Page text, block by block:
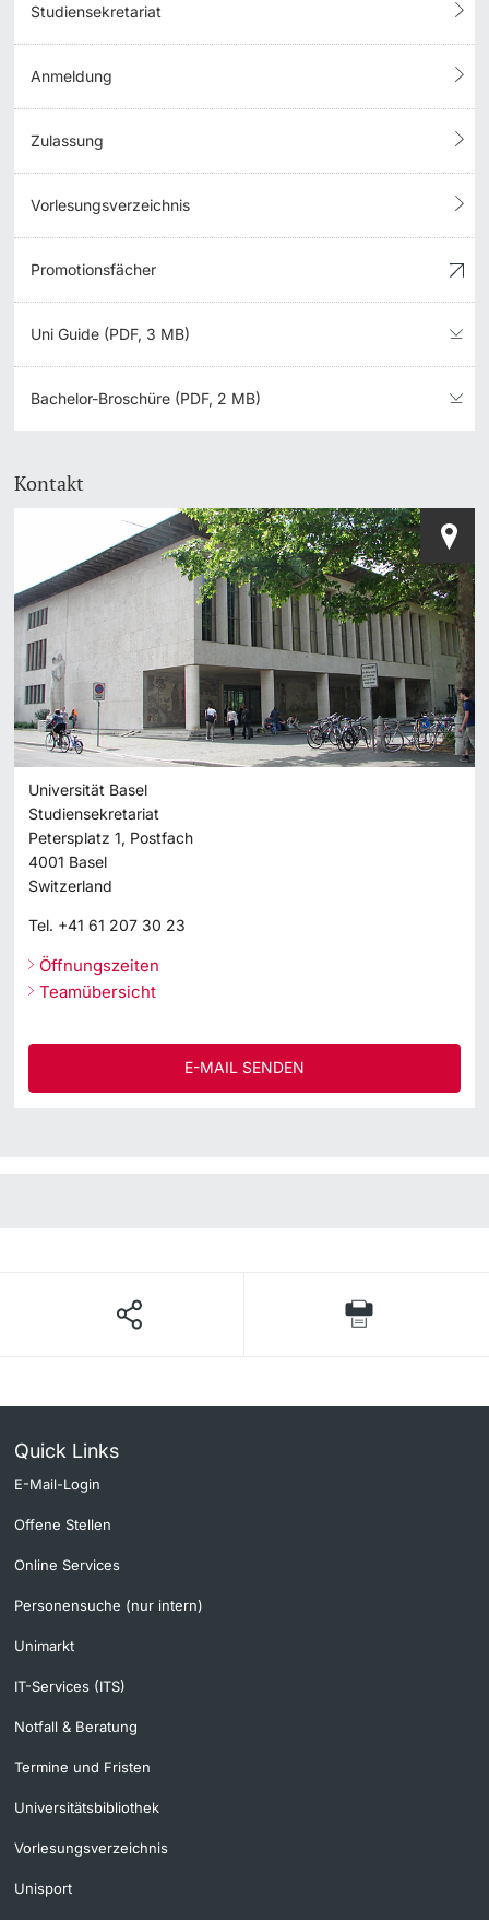
Studiensekretariat
Anmeldung
Zulassung
Vorlesungsverzeichnis
Promotionsfächer
Uni Guide (PDF, 3 MB)
Bachelor-Broschüre (PDF, 2 MB)
Kontakt
Universität Basel
Studiensekretariat
Petersplatz 1, Postfach
4001 Basel
Switzerland
Tel. +41 61 207 30 23
Öffnungszeiten
Teamübersicht
E-MAIL SENDEN
Quick Links
E-Mail-Login
Offene Stellen
Online Services
Personensuche (nur intern)
Unimarkt
IT-Services (ITS)
Notfall & Beratung
Termine und Fristen
Universitätsbibliothek
Vorlesungsverzeichnis
Unisport